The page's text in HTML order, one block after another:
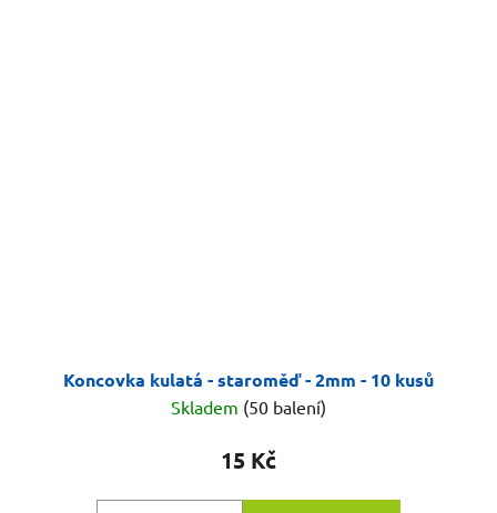
Koncovka kulatá - staroměď - 2mm - 10 kusů
Skladem (50 balení)
15 Kč